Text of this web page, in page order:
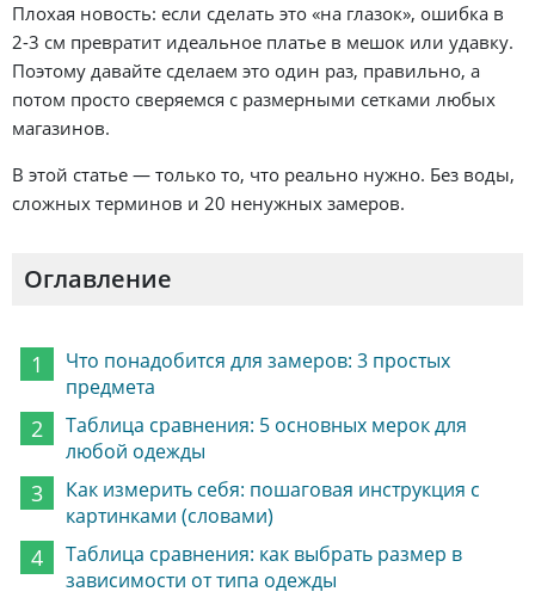
Плохая новость: если сделать это «на глазок», ошибка в
2-3 см превратит идеальное платье в мешок или удавку.
Поэтому давайте сделаем это один раз, правильно, а
потом просто сверяемся с размерными сетками любых
магазинов.
В этой статье — только то, что реально нужно. Без воды,
сложных терминов и 20 ненужных замеров.
Оглавление
Что понадобится для замеров: 3 простых
предмета
Таблица сравнения: 5 основных мерок для
любой одежды
Как измерить себя: пошаговая инструкция с
картинками (словами)
Таблица сравнения: как выбрать размер в
зависимости от типа одежды